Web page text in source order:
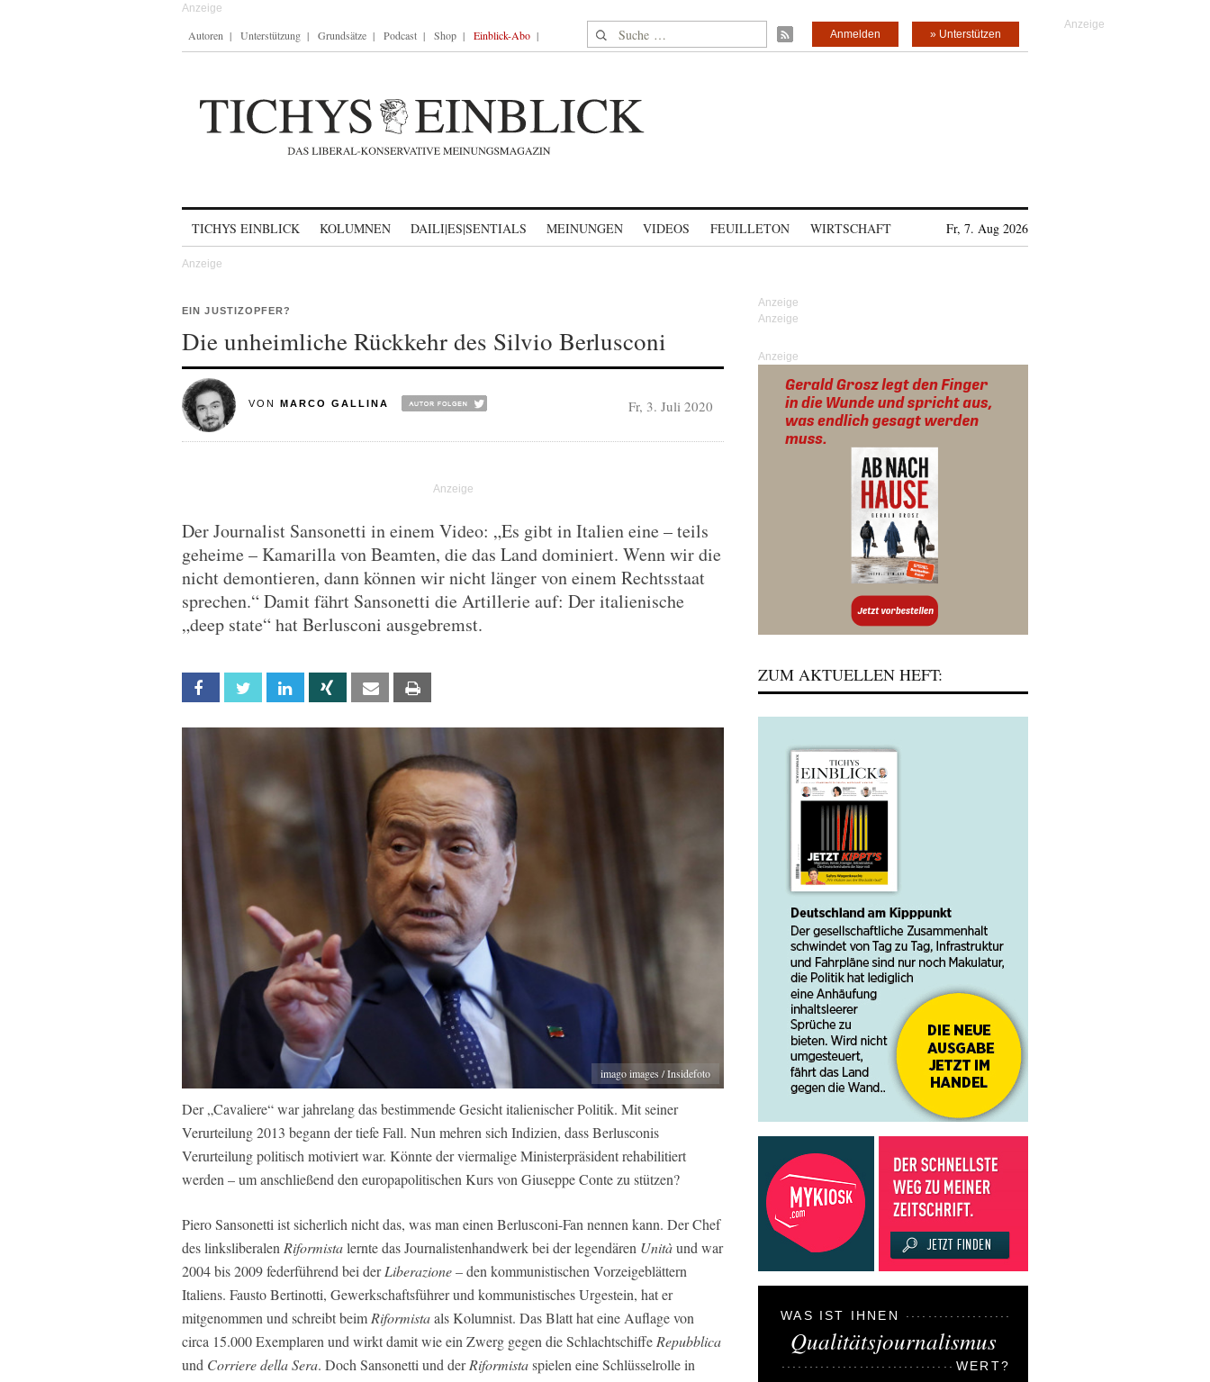
Autoren Unterstützung Grundsätze Podcast Shop Einblick-Abo Suche nach: » Unterstützen
Anmelden
TICHYS EINBLICK KOLUMNEN DAILI|ES|SENTIALS MEINUNGEN VIDEOS FEUILLETON WIRTSCHAFT Fr, 7. Aug 2026
EIN JUSTIZOPFER?
Die unheimliche Rückkehr des Silvio Berlusconi
VON MARCO GALLINA Fr, 3. Juli 2020
Der Journalist Sansonetti in einem Video: „Es gibt in Italien eine – teils
geheime – Kamarilla von Beamten, die das Land dominiert. Wenn wir die
nicht demontieren, dann können wir nicht länger von einem Rechtsstaat
sprechen.“ Damit fährt Sansonetti die Artillerie auf: Der italienische
„deep state“ hat Berlusconi ausgebremst.
Facebook Twitter Linkedin Xing Email
imago images / Insidefoto
Der „Cavaliere“ war jahrelang das bestimmende Gesicht italienischer Politik. Mit seiner
Verurteilung 2013 begann der tiefe Fall. Nun mehren sich Indizien, dass Berlusconis
Verurteilung politisch motiviert war. Könnte der viermalige Ministerpräsident rehabilitiert
werden – um anschließend den europapolitischen Kurs von Giuseppe Conte zu stützen?
Piero Sansonetti ist sicherlich nicht das, was man einen Berlusconi-Fan nennen kann. Der Chef
des linksliberalen Riformistalernte das Journalistenhandwerk bei der legendären Unitàund war
2004 bis 2009 federführend bei derLiberazione– den kommunistischen Vorzeigeblättern
Italiens. Fausto Bertinotti, Gewerkschaftsführer und kommunistisches Urgestein, hat er
mitgenommen und schreibt beim Riformistaals Kolumnist. Das Blatt hat eine Auflage von
circa 15.000 Exemplaren und wirkt damit wie ein Zwerg gegen die Schlachtschiffe Repubblica
und Corriere della Sera. Doch Sansonetti und derRiformistaspielen eine Schlüsselrolle in
Anzeige
ZUM AKTUELLEN HEFT:
WAS IST IHNEN
Qualitätsjournalismus
WERT?